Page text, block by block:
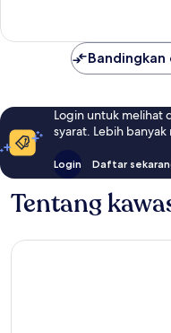
Login untuk melihat
syarat. Lebih
Login Daftar
Tentang